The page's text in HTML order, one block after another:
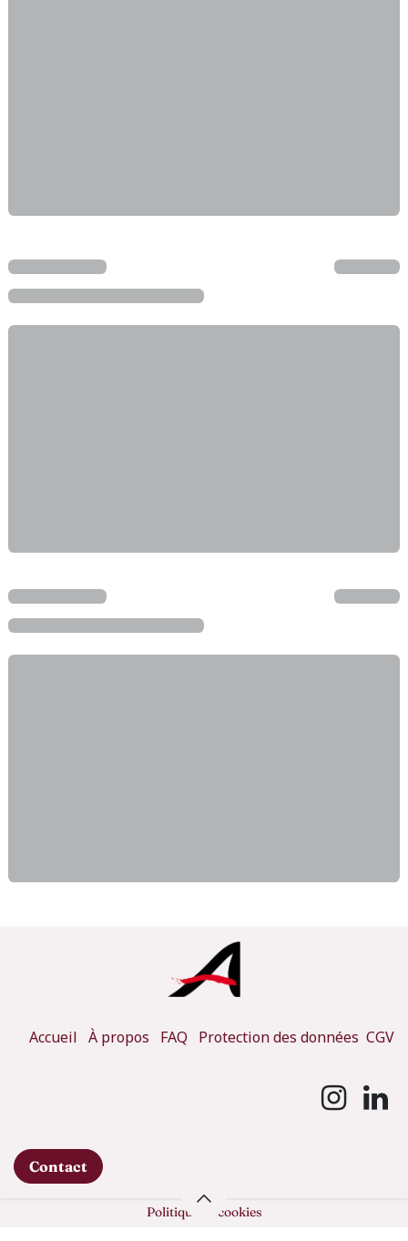
Accueil À propos FAQ Protection des données CGV
Contact
Politique de cookies